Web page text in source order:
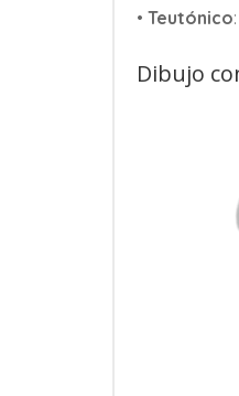
• Teutónico
Dibujo